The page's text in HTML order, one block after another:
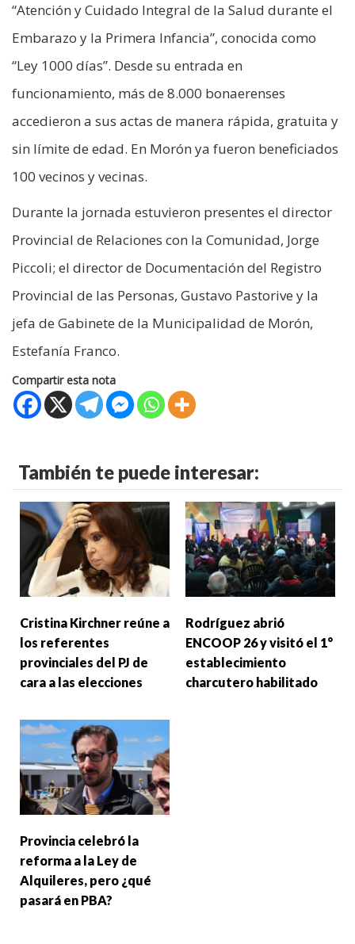
“Atención y Cuidado Integral de la Salud durante el
Embarazo y la Primera Infancia”, conocida como
“Ley 1000 días”. Desde su entrada en
funcionamiento, más de 8.000 bonaerenses
accedieron a sus actas de manera rápida, gratuita y
sin límite de edad. En Morón ya fueron beneficiados
100 vecinos y vecinas.
Durante la jornada estuvieron presentes el director
Provincial de Relaciones con la Comunidad, Jorge
Piccoli; el director de Documentación del Registro
Provincial de las Personas, Gustavo Pastorive y la
jefa de Gabinete de la Municipalidad de Morón,
Estefanía Franco.
Compartir esta nota
También te puede interesar:
Cristina Kirchner reúne a
los referentes
provinciales del PJ de
cara a las elecciones
Rodríguez abrió
ENCOOP 26 y visitó el 1°
establecimiento
charcutero habilitado
Provincia celebró la
reforma a la Ley de
Alquileres, pero ¿qué
pasará en PBA?